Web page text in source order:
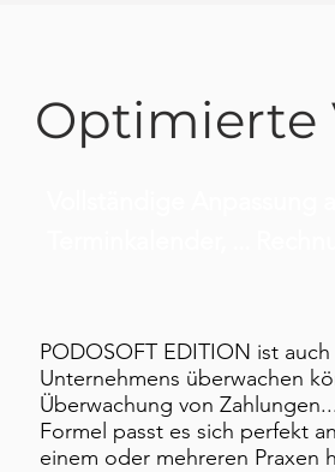
Optimierte
PODOSOFT EDITION ist
Unternehmens überwachen
Überwachung von
Formel passt es sich perfekt
einem oder mehreren Praxen